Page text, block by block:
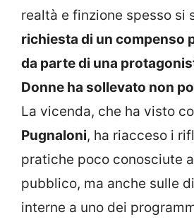
realtà e finzione spesso si
richiesta di un compenso
da parte di una
Donne ha sollevato non
La vicenda, che ha visto
Pugnaloni, ha riacceso i
pratiche poco conosciute
pubblico, ma anche sulle
interne a uno dei